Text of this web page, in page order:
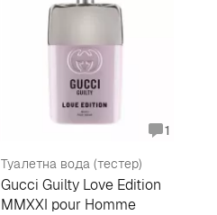
1
Туалетна вода (тестер)
Gucci Guilty Love Edition
MMXXI pour Homme